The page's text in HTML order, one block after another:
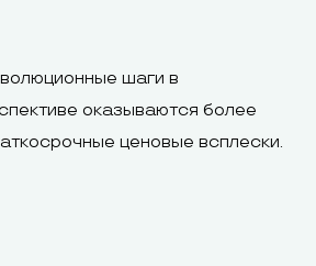
шаги в
оказываются более
ценовые всплески.